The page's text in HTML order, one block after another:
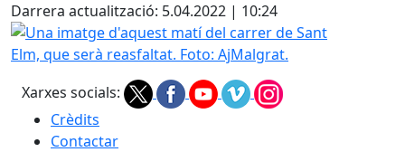
Darrera actualització: 5.04.2022 | 10:24
Una imatge d'aquest matí del carrer de Sant Elm, que
Xarxes socials:
Crèdits
Contactar